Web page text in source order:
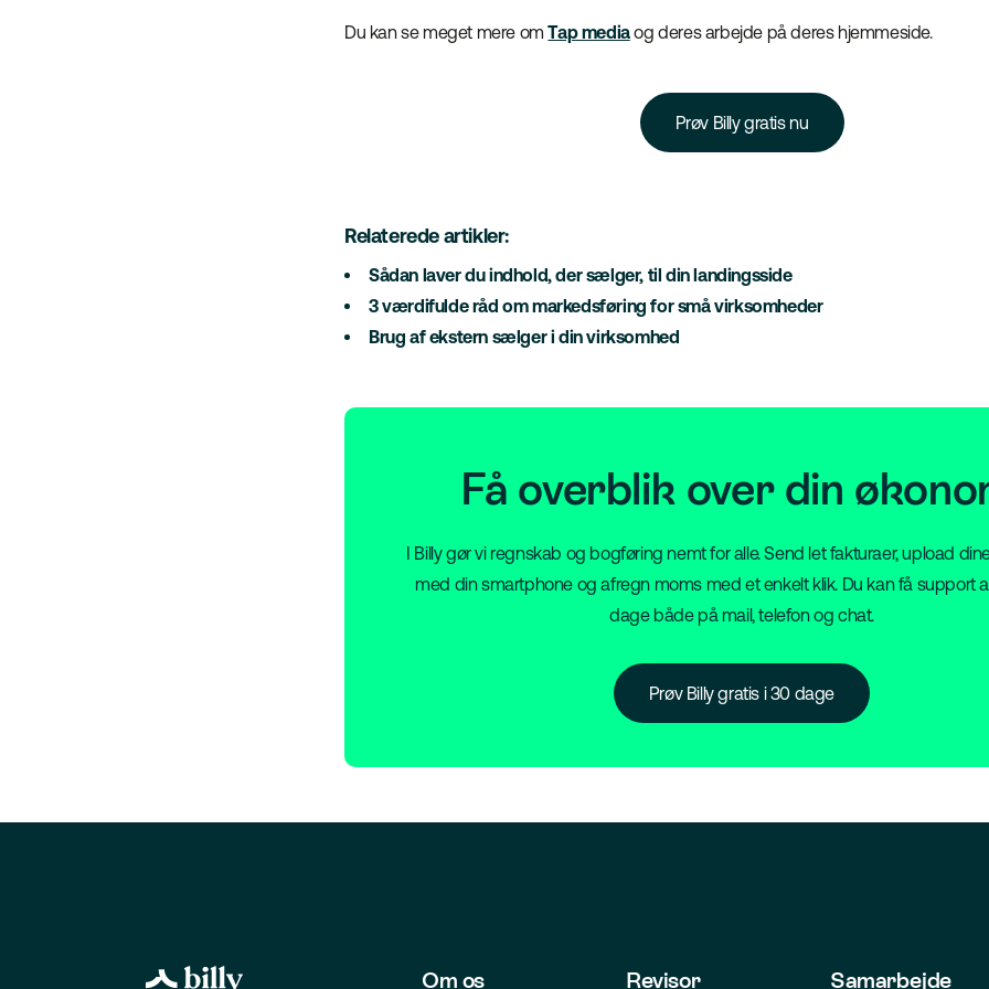
Du kan se meget mere omTap mediaog deres arbejde på deres hjemmeside.
Prøv Billy gratis nu
Relaterede artikler:
Sådan laver du indhold, der sælger, til din landingsside
3 værdifulde råd om markedsføring for små virksomheder
Brug af ekstern sælger i din virksomhed
Få overblik over din
I Billy gør vi regnskab og bogføring nemt for alle. Send let fakturaer, upload
med din smartphone og afregn moms med et enkelt klik. Du kan få support
dage både på mail, telefon og chat.
Prøv Billy gratis i 30 dage
Om os Revisor Samarbejde